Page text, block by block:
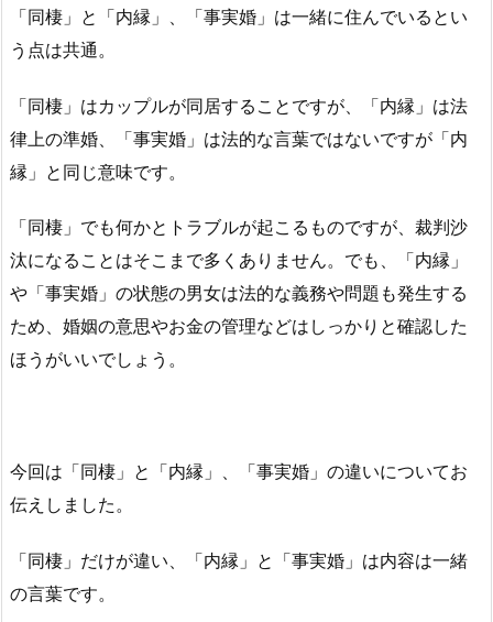
「同棲」と「内縁」、「事実婚」は一緒に住んでいるとい
う点は共通。
「同棲」はカップルが同居することですが、「内縁」は法
律上の準婚、「事実婚」は法的な言葉ではないですが「内
縁」と同じ意味です。
「同棲」でも何かとトラブルが起こるものですが、裁判沙
汰になることはそこまで多くありません。でも、「内縁」
や「事実婚」の状態の男女は法的な義務や問題も発生する
ため、婚姻の意思やお金の管理などはしっかりと確認した
ほうがいいでしょう。
今回は「同棲」と「内縁」、「事実婚」の違いについてお
伝えしました。
「同棲」だけが違い、「内縁」と「事実婚」は内容は一緒
の言葉です。